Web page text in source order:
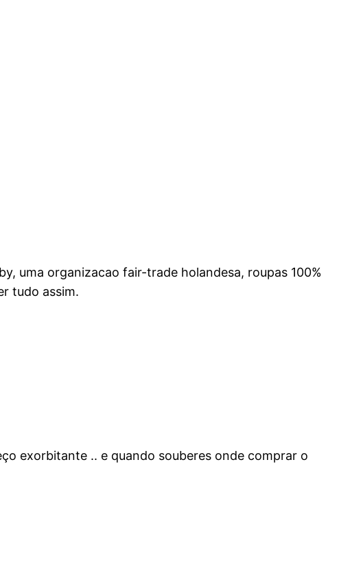
uma organizacao fair-trade holandesa, roupas 100%
tudo assim.
exorbitante .. e quando souberes onde comprar o